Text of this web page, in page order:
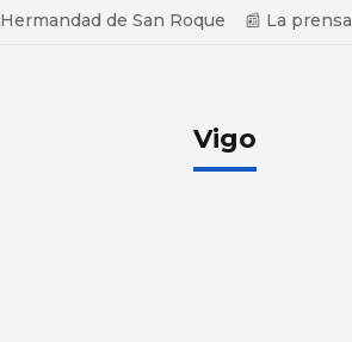
Hermandad de San Roque 📰 La prensa
Vigo